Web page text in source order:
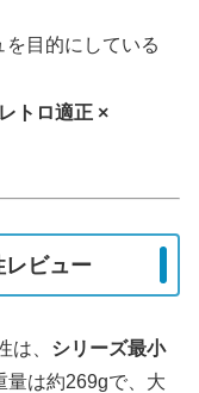
目的にしている
トロ適正 ×
ビュー
は、 シリーズ最小
量は約269gで、大